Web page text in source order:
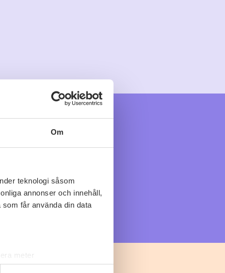
Om
teknologi såsom
annonser och innehåll,
får använda din data